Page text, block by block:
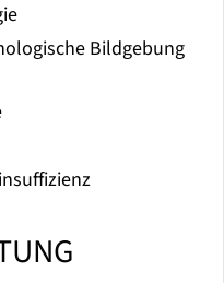
Bildgebung